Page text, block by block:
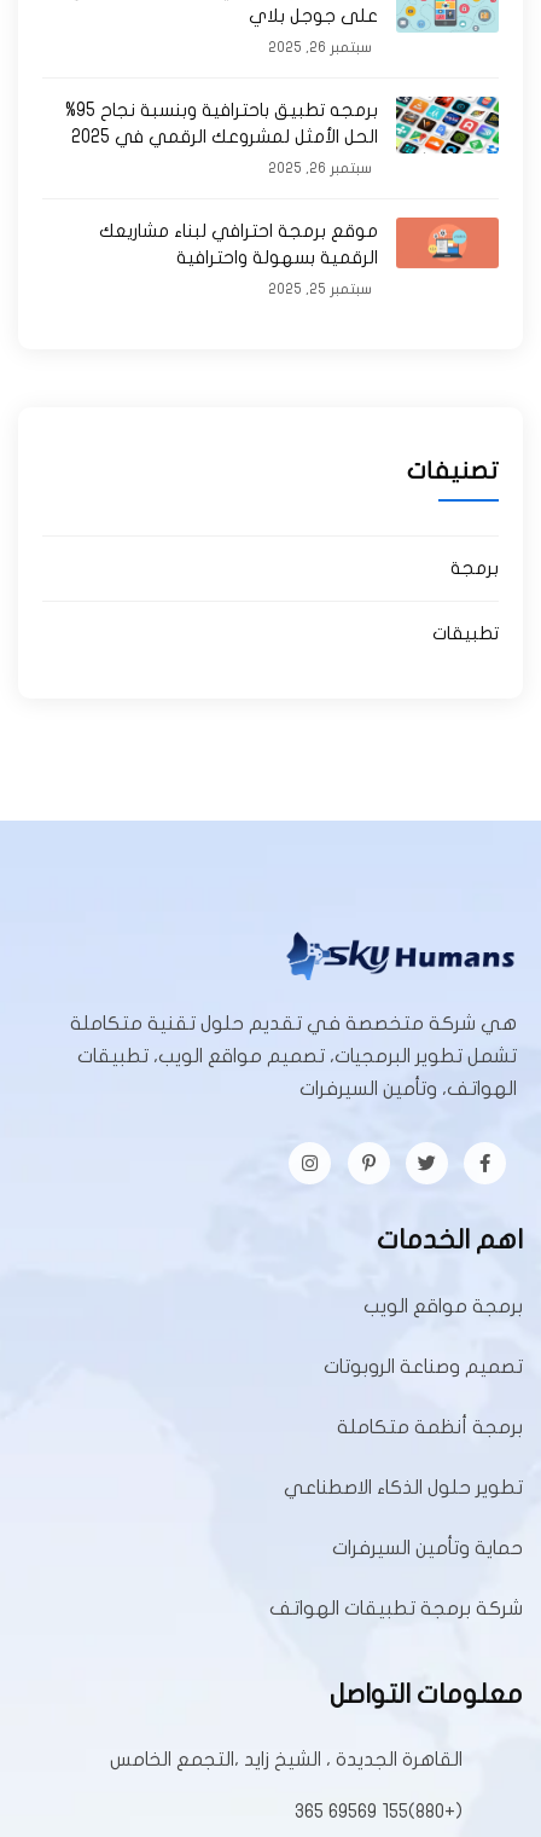
على جوجل بلاي
سبتمبر 26, 2025
برمجه تطبيق باحترافية وبنسبة نجاح 95%
الحل الأمثل لمشروعك الرقمي في 2025
سبتمبر 26, 2025
موقع برمجة احترافي لبناء مشاريعك
الرقمية بسهولة واحترافية
سبتمبر 25, 2025
تصنيفات
برمجة
تطبيقات
هي شركة متخصصة في تقديم حلول تقنية متكاملة
تشمل تطوير البرمجيات، تصميم مواقع الويب، تطبيقات
الهواتف، وتأمين السيرفرات
اهم الخدمات
برمجة مواقع الويب
تصميم وصناعة الروبوتات
برمجة أنظمة متكاملة
تطوير حلول الذكاء الاصطناعي
حماية وتأمين السيرفرات
شركة برمجة تطبيقات الهواتف
معلومات التواصل
القاهرة الجديدة ، الشيخ زايد ،التجمع الخامس
(+880)155 69569 365